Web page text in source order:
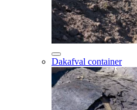
Dakafval container